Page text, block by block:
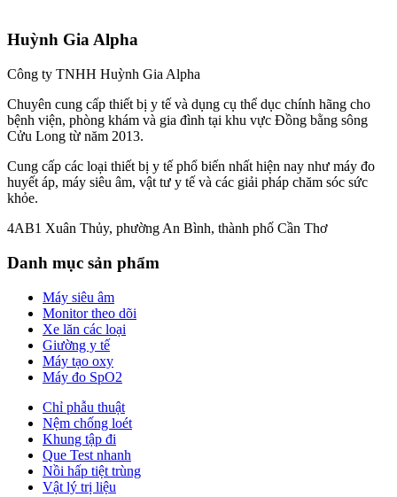
Huỳnh Gia Alpha
Công ty TNHH Huỳnh Gia Alpha
Chuyên cung cấp thiết bị y tế và dụng cụ thể dục chính hãng cho
bệnh viện, phòng khám và gia đình tại khu vực Đồng bằng sông
Cửu Long từ năm 2013.
Cung cấp các loại thiết bị y tế phổ biến nhất hiện nay như máy đo
huyết áp, máy siêu âm, vật tư y tế và các giải pháp chăm sóc sức
khỏe.
4AB1 Xuân Thủy, phường An Bình, thành phố Cần Thơ
Danh mục sản phẩm
Máy siêu âm
Monitor theo dõi
Xe lăn các loại
Giường y tế
Máy tạo oxy
Máy đo SpO2
Chỉ phẫu thuật
Nệm chống loét
Khung tập đi
Que Test nhanh
Nồi hấp tiệt trùng
Vật lý trị liệu